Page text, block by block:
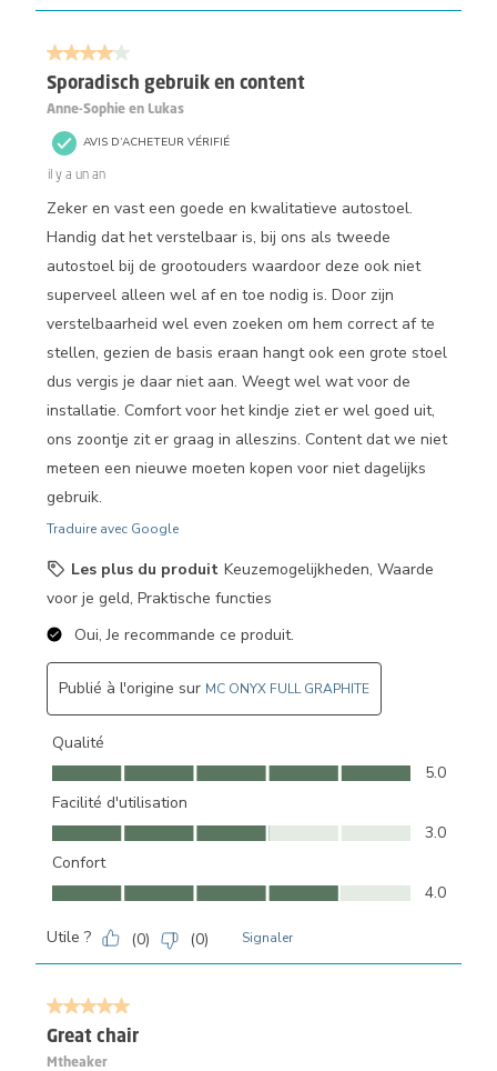
4 sur 5 étoiles.
Sporadisch gebruik en content
Anne-Sophie en Lukas
AVIS D’ACHETEUR VÉRIFIÉ
il y a un an
Zeker en vast een goede en kwalitatieve autostoel.
Handig dat het verstelbaar is, bij ons als tweede
autostoel bij de grootouders waardoor deze ook niet
superveel alleen wel af en toe nodig is. Door zijn
verstelbaarheid wel even zoeken om hem correct af te
stellen, gezien de basis eraan hangt ook een grote stoel
dus vergis je daar niet aan. Weegt wel wat voor de
installatie. Comfort voor het kindje ziet er wel goed uit,
ons zoontje zit er graag in alleszins. Content dat we niet
meteen een nieuwe moeten kopen voor niet dagelijks
gebruik.
Traduire avec Google
Les plus du produit Keuzemogelijkheden, Waarde
voor je geld, Praktische functies
Oui, Je recommande ce produit.
Publié à l'origine sur MC ONYX FULL GRAPHITE
Qualité
Qualité, 5.0 sur 5
5.0
Facilité d'utilisation
Facilité d'utilisation, 3.0 sur 5
3.0
Confort
Confort, 4.0 sur 5
4.0
Utile ? (0) (0) Signaler
5 sur 5 étoiles.
Great chair
Mtheaker